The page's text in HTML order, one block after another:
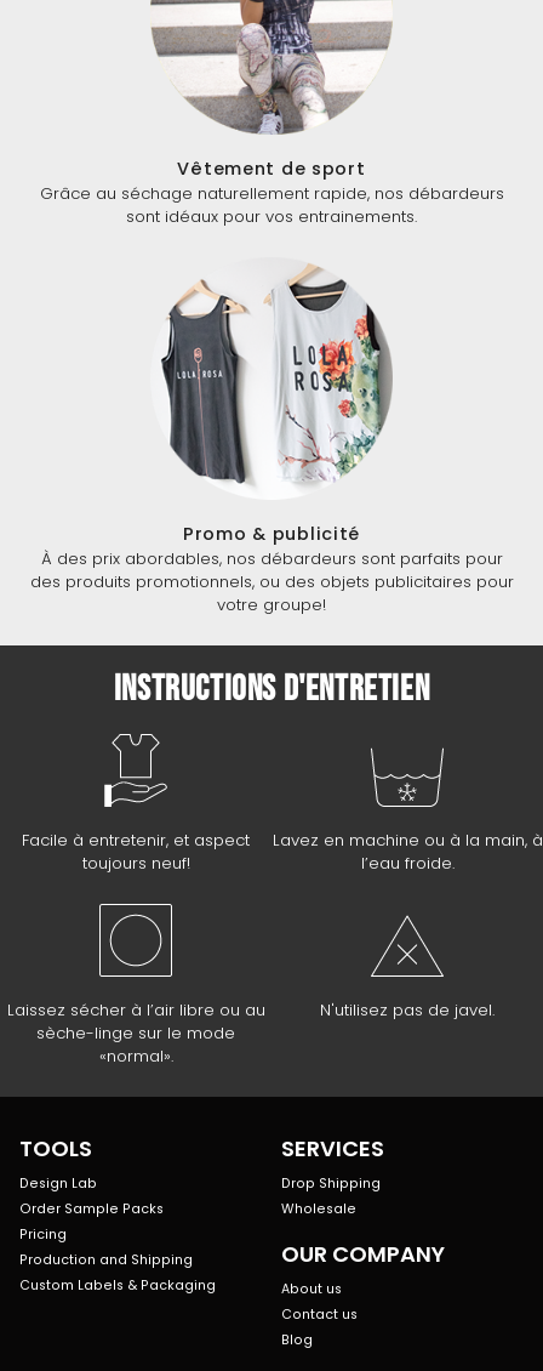
Vêtement de sport
Grâce au séchage naturellement rapide, nos débardeurs
sont idéaux pour vos entrainements.
Promo & publicité
À des prix abordables, nos débardeurs sont parfaits pour
des produits promotionnels, ou des objets publicitaires pour
votre groupe!
Instructions d'entretien
Facile à entretenir, et aspect
toujours neuf!
Lavez en machine ou à la main, à
l’eau froide.
Laissez sécher à l’air libre ou au
sèche-linge sur le mode
«normal».
N'utilisez pas de javel.
TOOLS
Design Lab
Order Sample Packs
Pricing
Production and Shipping
Custom Labels & Packaging
SERVICES
Drop Shipping
Wholesale
OUR COMPANY
About us
Contact us
Blog